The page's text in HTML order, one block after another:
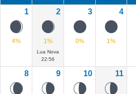
1
B
4%
2
A
1%
Lua Nova
22:56
3
0
0%
4
0
1%
8
W
9
V
10
U
11
U